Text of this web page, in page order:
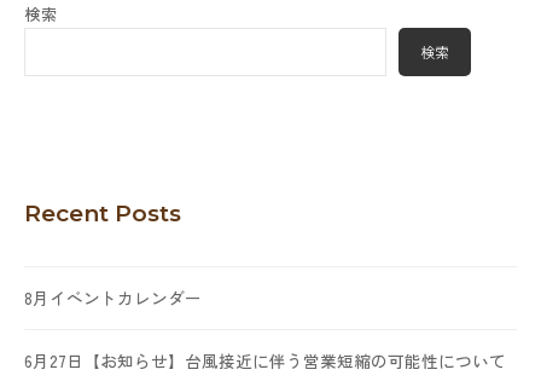
検索
検索
Recent Posts
8月イベントカレンダー
6月27日【お知らせ】台風接近に伴う営業短縮の可能性について